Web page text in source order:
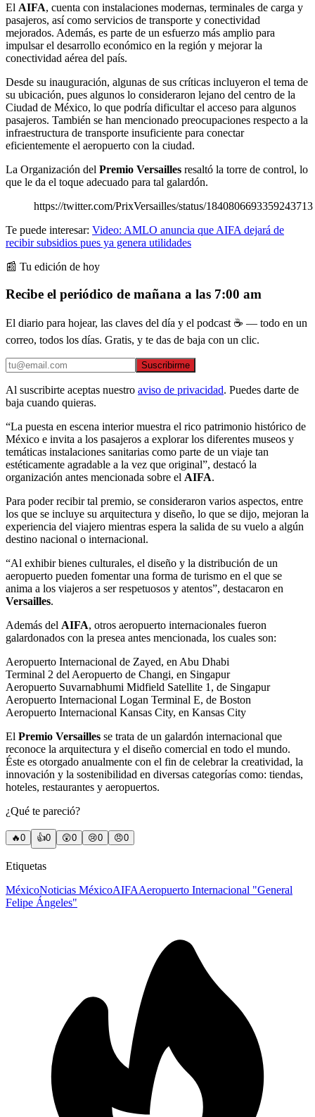
El AIFA, cuenta con instalaciones modernas, terminales de carga y
pasajeros, así como servicios de transporte y conectividad
mejorados. Además, es parte de un esfuerzo más amplio para
impulsar el desarrollo económico en la región y mejorar la
conectividad aérea del país.
Desde su inauguración, algunas de sus críticas incluyeron el tema de
su ubicación, pues algunos lo consideraron lejano del centro de la
Ciudad de México, lo que podría dificultar el acceso para algunos
pasajeros. También se han mencionado preocupaciones respecto a la
infraestructura de transporte insuficiente para conectar
eficientemente el aeropuerto con la ciudad.
La Organización del Premio Versailles resaltó la torre de control, lo
que le da el toque adecuado para tal galardón.
https://twitter.com/PrixVersailles/status/1840806693359243713
Te puede interesar: Video: AMLO anuncia que AIFA dejará de
recibir subsidios pues ya genera utilidades
📰 Tu edición de hoy
Recibe el periódico de mañana a las 7:00 am
El diario para hojear, las claves del día y el podcast ☕ — todo en un
correo, todos los días. Gratis, y te das de baja con un clic.
Suscribirme
Al suscribirte aceptas nuestro aviso de privacidad. Puedes darte de
baja cuando quieras.
“La puesta en escena interior muestra el rico patrimonio histórico de
México e invita a los pasajeros a explorar los diferentes museos y
temáticas instalaciones sanitarias como parte de un viaje tan
estéticamente agradable a la vez que original”, destacó la
organización antes mencionada sobre el AIFA.
Para poder recibir tal premio, se consideraron varios aspectos, entre
los que se incluye su arquitectura y diseño, lo que se dijo, mejoran la
experiencia del viajero mientras espera la salida de su vuelo a algún
destino nacional o internacional.
“Al exhibir bienes culturales, el diseño y la distribución de un
aeropuerto pueden fomentar una forma de turismo en el que se
anima a los viajeros a ser respetuosos y atentos”, destacaron en
Versailles.
Además del AIFA, otros aeropuerto internacionales fueron
galardonados con la presea antes mencionada, los cuales son:
Aeropuerto Internacional de Zayed, en Abu Dhabi
Terminal 2 del Aeropuerto de Changi, en Singapur
Aeropuerto Suvarnabhumi Midfield Satellite 1, de Singapur
Aeropuerto Internacional Logan Terminal E, de Boston
Aeropuerto Internacional Kansas City, en Kansas City
El Premio Versailles se trata de un galardón internacional que
reconoce la arquitectura y el diseño comercial en todo el mundo.
Éste es otorgado anualmente con el fin de celebrar la creatividad, la
innovación y la sostenibilidad en diversas categorías como: tiendas,
hoteles, restaurantes y aeropuertos.
¿Qué te pareció?
🔥0 👍0 😲0 😢0 😠0
Etiquetas
MéxicoNoticias MéxicoAIFAAeropuerto Internacional "General
Felipe Ángeles"